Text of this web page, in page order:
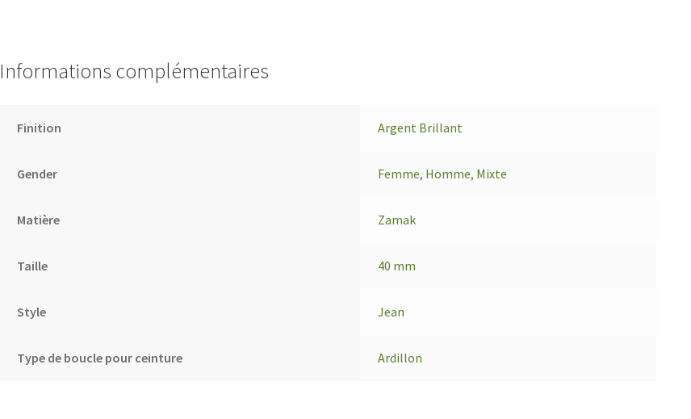
Informations complémentaires
Finition Argent Brillant
Gender Femme, Homme, Mixte
Matière Zamak
Taille 40 mm
Style Jean
Type de boucle pour ceinture Ardillon